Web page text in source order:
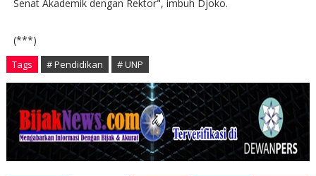
Senat Akademik dengan Rektor", imbuh Djoko.
(***)
Tags # Pendidikan # UNP